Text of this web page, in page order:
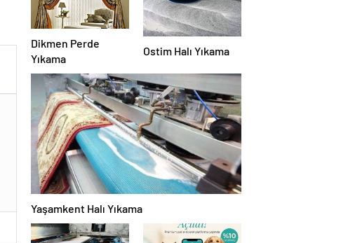
Dikmen Perde
Yıkama
Ostim Halı Yıkama
Yaşamkent Halı Yıkama